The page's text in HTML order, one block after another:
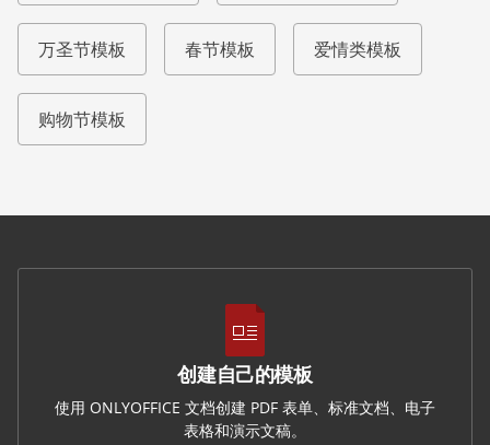
万圣节模板 春节模板 爱情类模板
购物节模板
创建自己的模板
使用 ONLYOFFICE 文档创建 PDF 表单、标准文档、电子
表格和演示文稿。